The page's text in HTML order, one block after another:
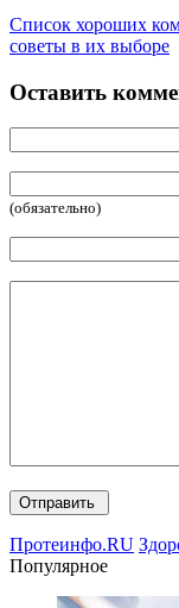
Список хороших
советы в их выборе
Оставить
(обязательно)
Протеинфо.RU
Популярное